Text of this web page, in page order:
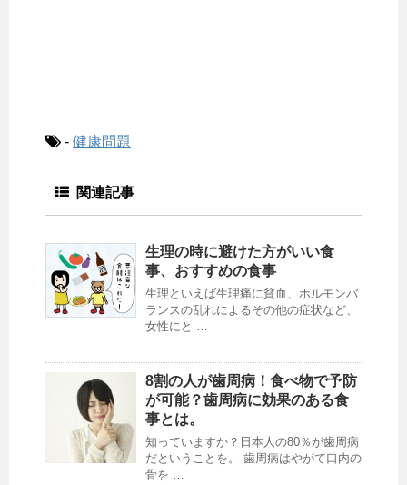
- 健康問題
関連記事
生理の時に避けた方がいい食
事、おすすめの食事
生理といえば生理痛に貧血、ホルモンバ
ランスの乱れによるその他の症状など、
女性にと …
8割の人が歯周病！食べ物で予防
が可能？歯周病に効果のある食
事とは。
知っていますか？日本人の80％が歯周病
だということを。 歯周病はやがて口内の
骨を …